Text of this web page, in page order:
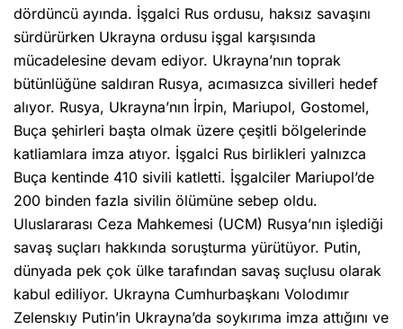
dördüncü ayında. İşgalci Rus ordusu, haksız savaşını
sürdürürken Ukrayna ordusu işgal karşısında
mücadelesine devam ediyor. Ukrayna’nın toprak
bütünlüğüne saldıran Rusya, acımasızca sivilleri hedef
alıyor. Rusya, Ukrayna’nın İrpin, Mariupol, Gostomel,
Buça şehirleri başta olmak üzere çeşitli bölgelerinde
katliamlara imza atıyor. İşgalci Rus birlikleri yalnızca
Buça kentinde 410 sivili katletti. İşgalciler Mariupol’de
200 binden fazla sivilin ölümüne sebep oldu.
Uluslararası Ceza Mahkemesi (UCM) Rusya’nın işlediği
savaş suçları hakkında soruşturma yürütüyor. Putin,
dünyada pek çok ülke tarafından savaş suçlusu olarak
kabul ediliyor. Ukrayna Cumhurbaşkanı Volodımır
Zelenskıy Putin’in Ukrayna’da soykırıma imza attığını ve